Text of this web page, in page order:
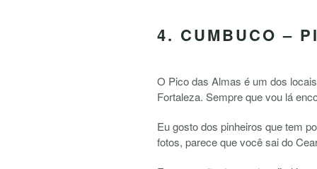
4. CUMBUCO –
O Pico das Almas é um dos
Fortaleza. Sempre que vou lá
Eu gosto dos pinheiros que tem
fotos, parece que você sai do